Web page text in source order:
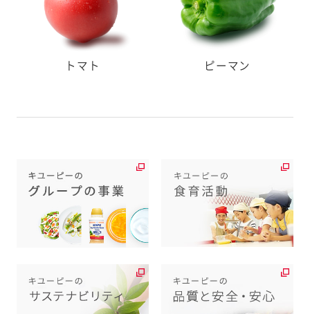
トマト ピーマン